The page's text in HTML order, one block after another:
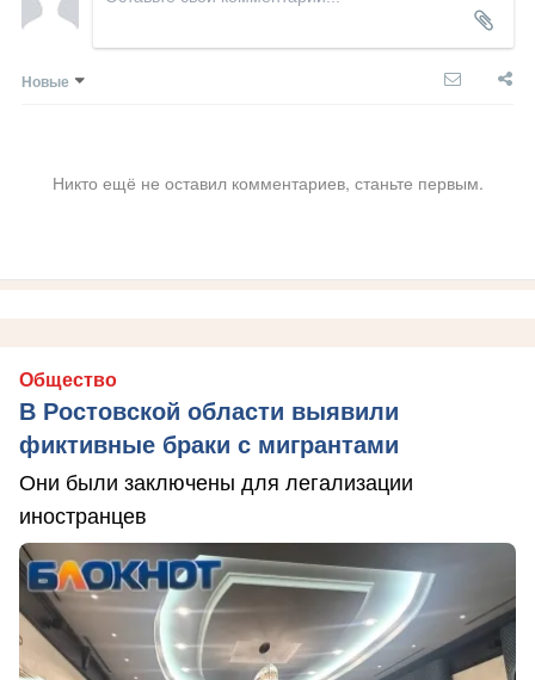
Новые
Никто ещё не оставил комментариев, станьте первым.
Общество
В Ростовской области выявили
фиктивные браки с мигрантами
Они были заключены для легализации
иностранцев